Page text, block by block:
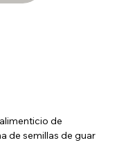
de
de semillas de guar